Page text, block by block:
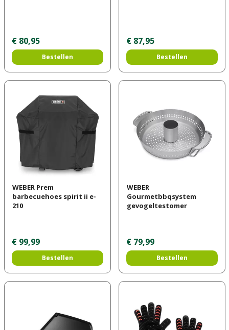
€ 80,95
Bestellen
€ 87,95
Bestellen
WEBER Prem
barbecuehoes spirit ii e-
210
€ 99,99
Bestellen
WEBER
Gourmetbbqsystem
gevogeltestomer
€ 79,99
Bestellen